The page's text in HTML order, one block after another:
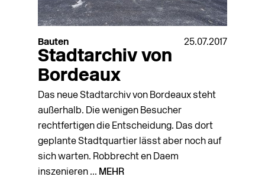
Bauten 25.07.2017
Stadtarchiv von
Bordeaux
Das neue Stadtarchiv von Bordeaux steht
außerhalb. Die wenigen Besucher
rechtfertigen die Entscheidung. Das dort
geplante Stadtquartier lässt aber noch auf
sich warten. Robbrecht en Daem
inszenieren ... MEHR